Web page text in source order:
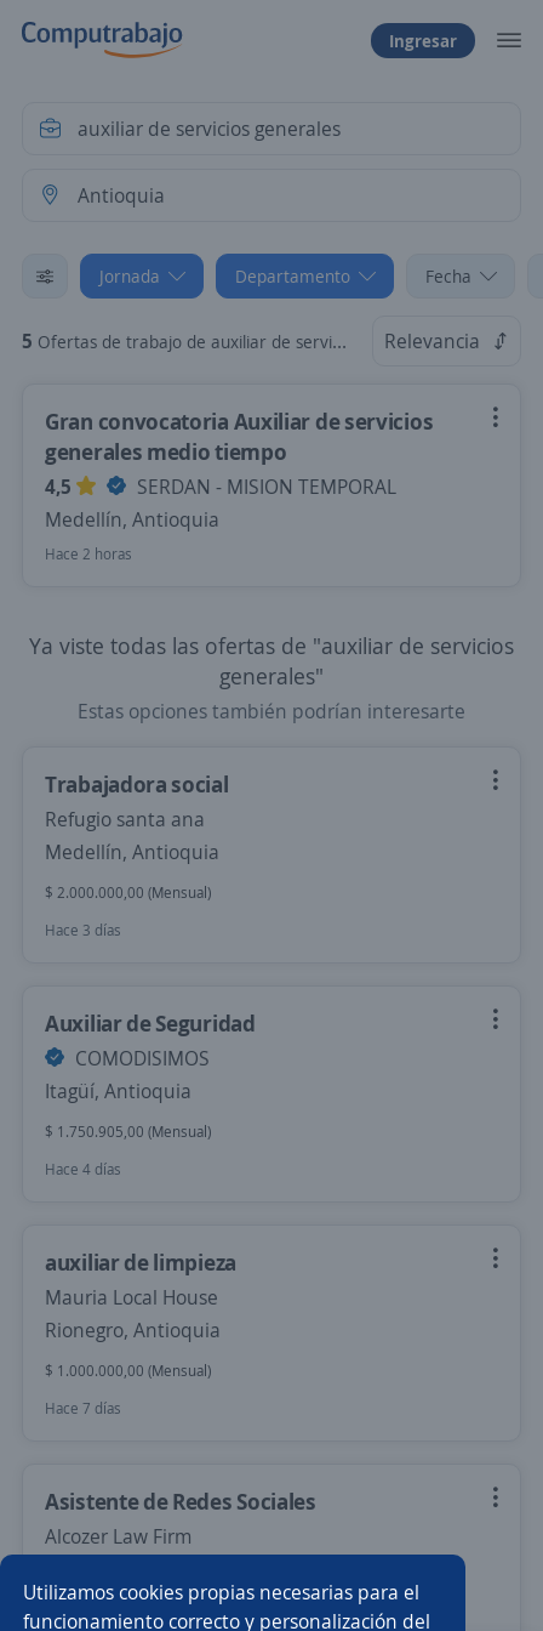
Utilizamos cookies propias necesarias para el
funcionamiento correcto y personalización del
Ingresar
Jornada Departamento Fecha
5 Ofertas de trabajo de auxiliar de servicios generales en Antioquia: Tiempo Parcial Relevancia
Gran convocatoria Auxiliar de servicios
generales medio tiempo
4,5
SERDAN - MISION TEMPORAL
Medellín, Antioquia
Hace 2 horas
Ya viste todas las ofertas de "auxiliar de servicios
generales"
Estas opciones también podrían interesarte
Trabajadora social
Refugio santa ana
Medellín, Antioquia
$ 2.000.000,00 (Mensual)
Hace 3 días
Auxiliar de Seguridad
COMODISIMOS
Itagüí, Antioquia
$ 1.750.905,00 (Mensual)
Hace 4 días
auxiliar de limpieza
Mauria Local House
Rionegro, Antioquia
$ 1.000.000,00 (Mensual)
Hace 7 días
Asistente de Redes Sociales
Alcozer Law Firm
$ 1.000.000,00 (Mensual)